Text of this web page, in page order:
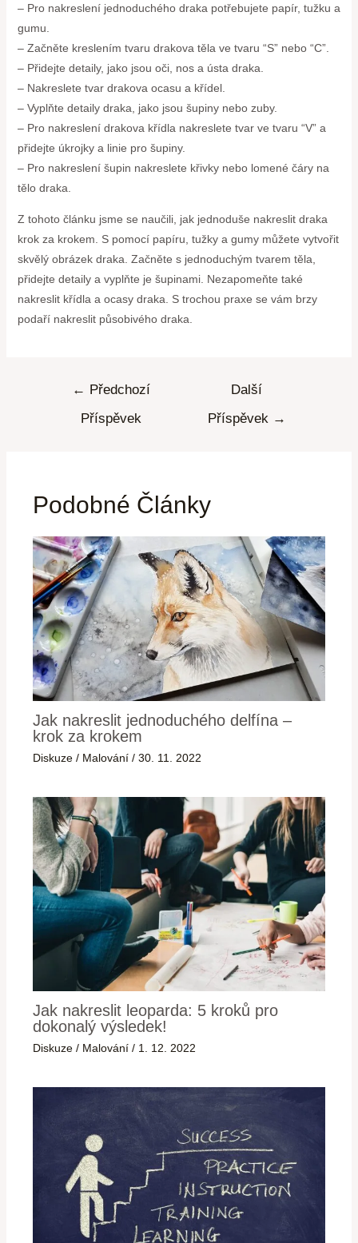
– Pro nakreslení jednoduchého draka potřebujete papír, tužku a
gumu.
– Začněte kreslením tvaru drakova těla ve tvaru “S” nebo “C”.
– Přidejte detaily, jako jsou oči, nos a ústa draka.
– Nakreslete tvar drakova ocasu a křídel.
– Vyplňte detaily draka, jako jsou šupiny nebo zuby.
– Pro nakreslení drakova křídla nakreslete tvar ve tvaru “V” a
přidejte úkrojky a linie pro šupiny.
– Pro nakreslení šupin nakreslete křivky nebo lomené čáry na
tělo draka.
Z tohoto článku jsme se naučili, jak jednoduše nakreslit draka
krok za krokem. S pomocí papíru, tužky a gumy můžete vytvořit
skvělý obrázek draka. Začněte s jednoduchým tvarem těla,
přidejte detaily a vyplňte je šupinami. Nezapomeňte také
nakreslit křídla a ocasy draka. S trochou praxe se vám brzy
podaří nakreslit působivého draka.
← Předchozí
Příspěvek
Další
Příspěvek →
Podobné Články
Jak nakreslit jednoduchého delfína –
krok za krokem
Diskuze / Malování /30. 11. 2022
Jak nakreslit leoparda: 5 kroků pro
dokonalý výsledek!
Diskuze / Malování / 1. 12. 2022